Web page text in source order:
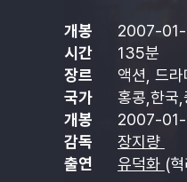
개봉 2007-
시간
135분
장르
액션, 드라
국가
홍콩,한국
개봉
2007-
감독
장지량
출연
유덕화 (